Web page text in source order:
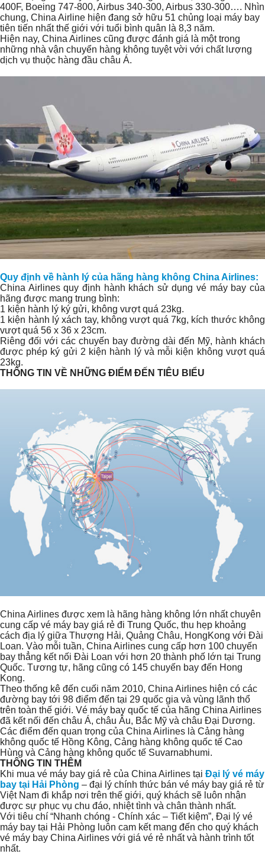
400F, Boeing 747-800, Airbus 340-300, Airbus 330-300…. Nhìn
chung, China Airline hiện đang sở hữu 51 chủng loại máy bay
tiên tiến nhất thế giới với tuổi bình quân là 8,3 năm.
Hiện nay, China Airlines cũng được đánh giá là một trong
những nhà vận chuyển hàng không tuyệt vời với chất lượng
dịch vụ thuộc hàng đầu châu Á.
Quy định về hành lý của hãng hàng không China Airlines:
China Airlines quy định hành khách sử dụng vé máy bay của
hãng được mang trung bình:
1 kiện hành lý ký gửi, không vượt quá 23kg.
1 kiện hành lý xách tay, không vượt quá 7kg, kích thước không
vượt quá 56 x 36 x 23cm.
Riêng đối với các chuyến bay đường dài đến Mỹ, hành khách
được phép ký gửi 2 kiện hành lý và mỗi kiện không vượt quá
23kg.
THÔNG TIN VỀ NHỮNG ĐIỂM ĐẾN TIÊU BIỂU
China Airlines được xem là hãng hàng không lớn nhất chuyên
cung cấp vé máy bay giá rẻ đi Trung Quốc, thu hẹp khoảng
cách địa lý giữa Thượng Hải, Quảng Châu, HongKong với Đài
Loan. Vào mỗi tuần, China Airlines cung cấp hơn 100 chuyến
bay thẳng kết nối Đài Loan với hơn 20 thành phố lớn tại Trung
Quốc. Tương tự, hãng cũng có 145 chuyến bay đến Hong
Kong.
Theo thống kê đến cuối năm 2010, China Airlines hiện có các
đường bay tới 98 điểm đến tại 29 quốc gia và vùng lãnh thổ
trên toàn thế giới. Vé máy bay quốc tế của hãng China Airlines
đã kết nối đến châu Á, châu Âu, Bắc Mỹ và châu Đại Dương.
Các điểm đến quan trọng của China Airlines là Cảng hàng
không quốc tế Hồng Kông, Cảng hàng không quốc tế Cao
Hùng và Cảng hàng không quốc tế Suvarnabhumi.
THÔNG TIN THÊM
Khi mua vé máy bay giá rẻ của China Airlines tại Đại lý vé máy
bay tại Hải Phòng – đại lý chính thức bán vé máy bay giá rẻ từ
Việt Nam đi khắp nơi trên thế giới, quý khách sẽ luôn nhận
được sự phục vụ chu đáo, nhiệt tình và chân thành nhất.
Với tiêu chí “Nhanh chóng - Chính xác – Tiết kiệm”, Đại lý vé
máy bay tại Hải Phòng luôn cam kết mang đến cho quý khách
vé máy bay China Airlines với giá vé rẻ nhất và hành trình tốt
nhất.